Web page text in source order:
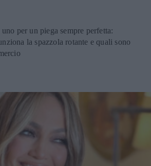
per un piega sempre perfetta:
la spazzola rotante e quali sono